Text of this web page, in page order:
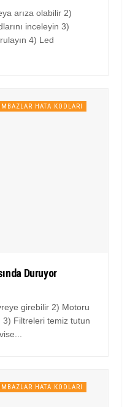
arıza olabilir 2)
inceleyin 3)
4) Led
HATA KODLARI
Duruyor
girebilir 2) Motoru
3) Filtreleri temiz tutun
HATA KODLARI